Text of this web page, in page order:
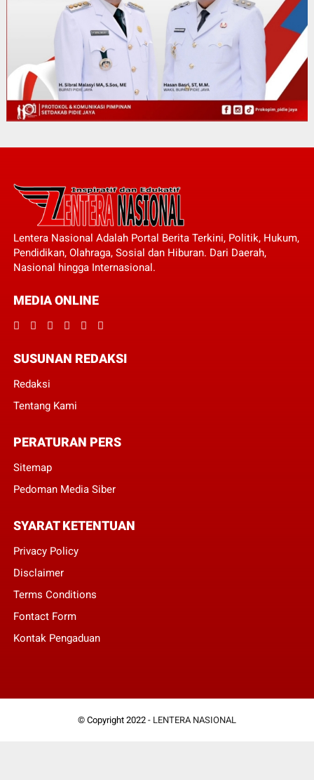
Lentera Nasional Adalah Portal Berita Terkini, Politik, Hukum,
Pendidikan, Olahraga, Sosial dan Hiburan. Dari Daerah,
Nasional hingga Internasional.
MEDIA ONLINE
SUSUNAN REDAKSI
Redaksi
Tentang Kami
PERATURAN PERS
Sitemap
Pedoman Media Siber
SYARAT KETENTUAN
Privacy Policy
Disclaimer
Terms Conditions
Fontact Form
Kontak Pengaduan
© Copyright 2022 - LENTERA NASIONAL